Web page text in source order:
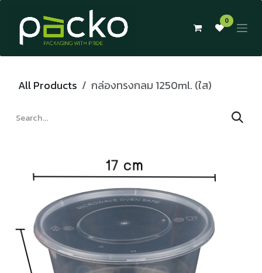
Skip to Content
0
All Products กล่องทรงกลม 1250ml. (ใส)